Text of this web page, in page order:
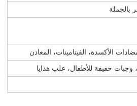
بالجملة
الأكسدة، الفيتامينات، المعادن
وجبات خفيفة للأطفال، علب هدايا